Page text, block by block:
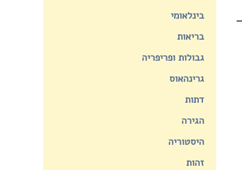
בינלאומי
בריאות
גבולות ופריפריה
גרינהאוס
דתות
הגירה
היסטוריה
זהות